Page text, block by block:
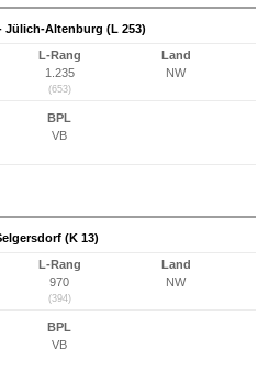
Jülich-Altenburg (L 253)
L-Rang
1.235
(653)
Land
NW
BPL
VB
(K 13)
L-Rang
970
(394)
Land
NW
BPL
VB